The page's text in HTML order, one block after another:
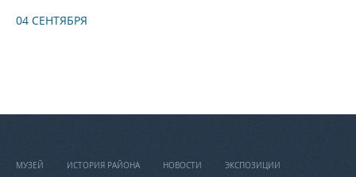
04 СЕНТЯБРЯ
МУЗЕЙ ИСТОРИЯ РАЙОНА НОВОСТИ ЭКСПОЗИЦИИ